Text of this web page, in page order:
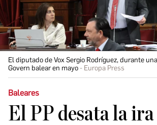
El diputado de Vox Sergio Rodríguez, durante
Govern balear en mayo
Europa Press
Baleares
El PP desata la